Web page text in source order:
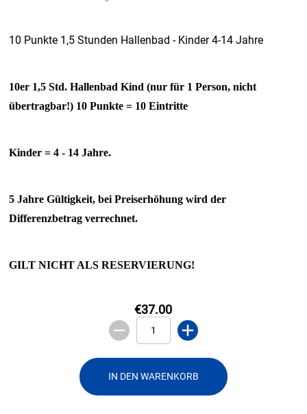
10 Punkte 1,5 Stunden Hallenbad - Kinder 4-14 Jahre
10er 1,5 Std. Hallenbad Kind (nur für 1 Person, nicht
übertragbar!) 10 Punkte = 10 Eintritte
Kinder = 4 - 14 Jahre.
5 Jahre Gültigkeit, bei Preiserhöhung wird der
Differenzbetrag verrechnet.
GILT NICHT ALS RESERVIERUNG!
€37.00
IN DEN WARENKORB